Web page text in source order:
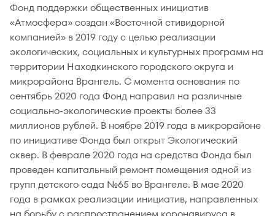
Фонд поддержки общественных инициатив
«Атмосфера» создан «Восточной стивидорной
компанией» в 2019 году с целью реализации
экологических, социальных и культурных программ на
территории Находкинского городского округа и
микрорайона Врангель. С момента основания по
сентябрь 2020 года Фонд направил на различные
социально-экологические проекты более 33
миллионов рублей. В ноябре 2019 года в микрорайоне
по инициативе Фонда был открыт Экологический
сквер. В феврале 2020 года на средства Фонда был
проведен капитальный ремонт помещения одной из
групп детского сада №65 во Врангеле. В мае 2020
года в рамках реализации инициатив, направленных